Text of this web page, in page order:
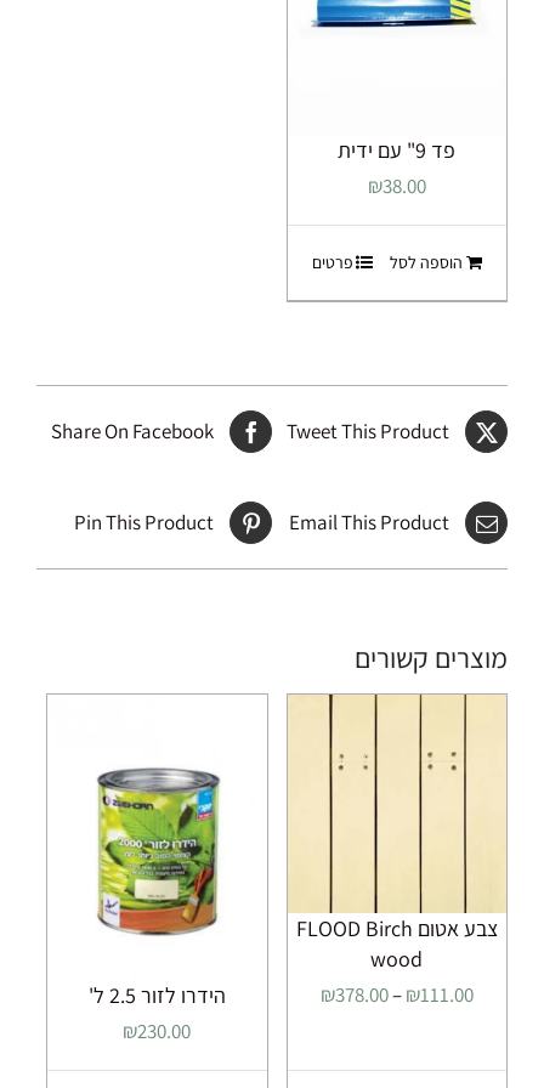
פד 9" עם ידית
₪38.00
הוספה לסל פרטים
Share On Facebook Tweet This Product
Pin This Product Email This Product
מוצרים קשורים
צבע אטום FLOOD Birch
wood
₪111.00
–
₪378.00 הידרו לזור 2.5 ל'
₪230.00